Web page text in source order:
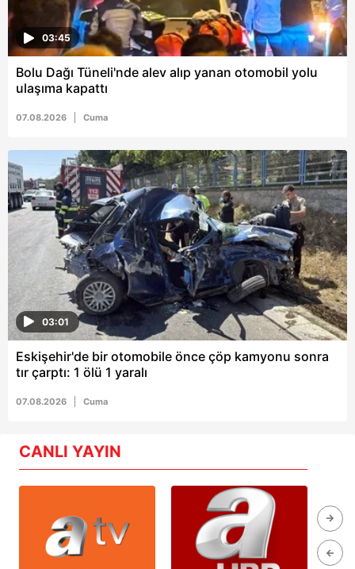
03:45
Bolu Dağı Tüneli'nde alev alıp yanan otomobil yolu
ulaşıma kapattı
07.08.2026 Cuma
03:01
Eskişehir'de bir otomobile önce çöp kamyonu sonra
tır çarptı: 1 ölü 1 yaralı
07.08.2026 Cuma
CANLI YAYIN